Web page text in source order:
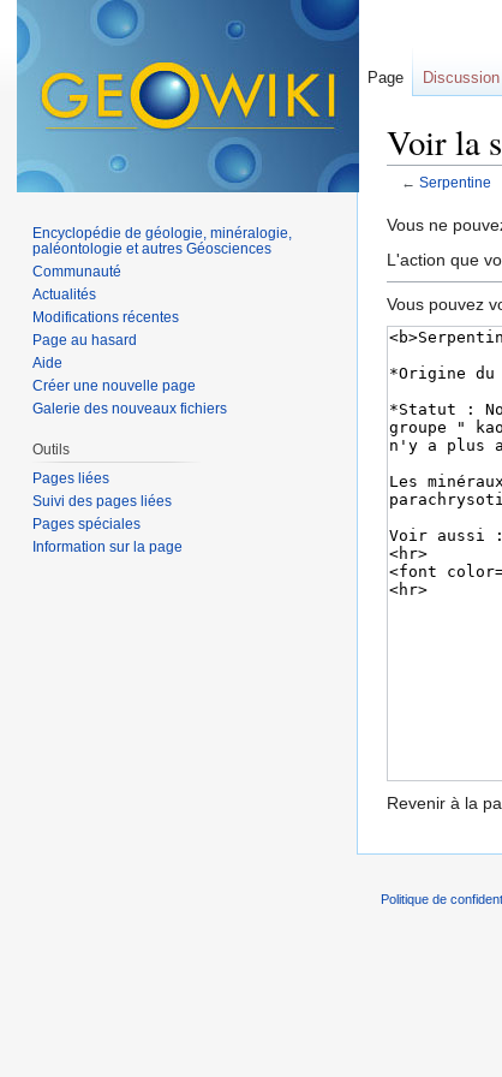
Voir la
← Serpentine
Vous ne
L'action que
Vous pouvez
Revenir à la
Page Discussion
Encyclopédie de géologie, minéralogie,
paléontologie et autres Géosciences
Communauté
Actualités
Modifications récentes
Page au hasard
Aide
Créer une nouvelle page
Galerie des nouveaux fichiers
Outils
Pages liées
Suivi des pages liées
Pages spéciales
Information sur la page
Politique de